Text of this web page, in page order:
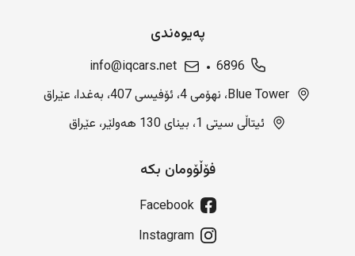
پەیوەندی
6896
info@iqcars.net
Blue Tower، نهۆمی 4، ئۆفیسی 407، بەغدا، عێراق
ئیتاڵی سیتی 1، بینای 130 هەولێر، عێراق
فۆڵۆومان بکە
Facebook
Instagram